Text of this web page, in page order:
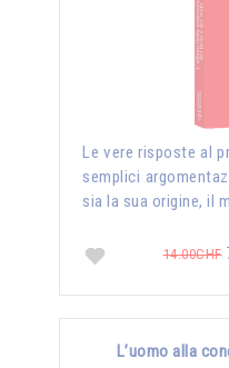
Le vere risposte al
semplici
sia la sua origine, il
14.00CHF
L’uomo alla